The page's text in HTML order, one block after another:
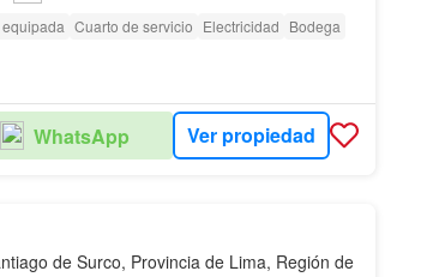
Cuarto de servicio Electricidad Bodega
WhatsApp Ver propiedad
de Surco, Provincia de Lima, Región de